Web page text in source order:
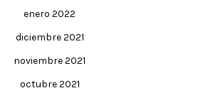
enero 2022
diciembre 2021
noviembre 2021
octubre 2021